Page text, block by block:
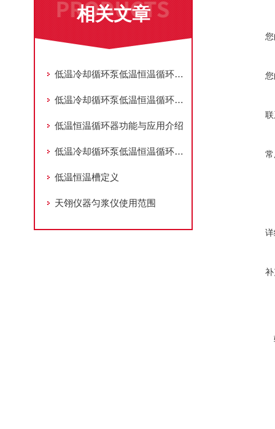
相关文章
低温冷却循环泵低温恒温循环器的选型注意事项
低温冷却循环泵低温恒温循环器的技术特点及应用领域
低温恒温循环器功能与应用介绍
低温冷却循环泵低温恒温循环器在药品生产和储存过程中控制温度
低温恒温槽定义
天翎仪器匀浆仪使用范围